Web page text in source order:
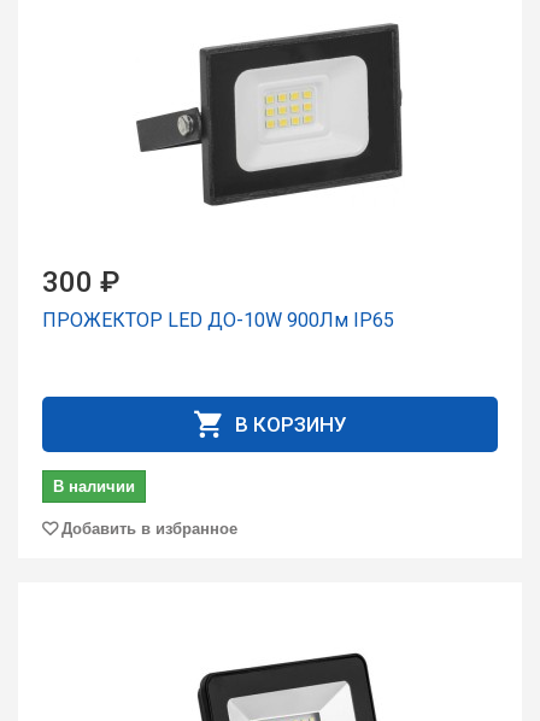
300 ₽
ПРОЖЕКТОР LED ДО-10W 900Лм IP65
В КОРЗИНУ
В наличии
Добавить в избранное